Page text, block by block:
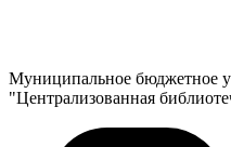
Муниципальное бюджетное
"Централизованная